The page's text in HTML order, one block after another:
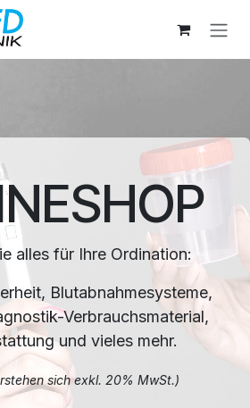
alles für Ihre Ordination:
Blutabnahmesysteme,
Verbrauchsmaterial,
und vieles mehr.
sich exkl. 20% MwSt.)